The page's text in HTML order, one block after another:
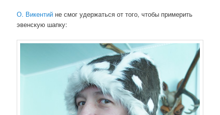
О. Викентий не смог удержаться от того, чтобы примерить
эвенскую шапку: